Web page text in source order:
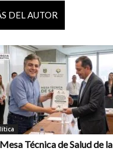
DEL AUTOR
Técnica de Salud de la